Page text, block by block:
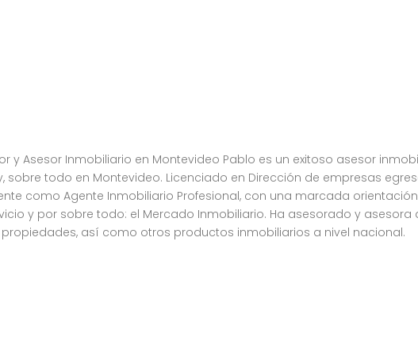
y Asesor Inmobiliario en Montevideo Pablo es un exitoso asesor
sobre todo en Montevideo. Licenciado en Dirección de empresas
como Agente Inmobiliario Profesional, con una marcada
y por sobre todo: el Mercado Inmobiliario. Ha asesorado y
así como otros productos inmobiliarios a nivel nacional.